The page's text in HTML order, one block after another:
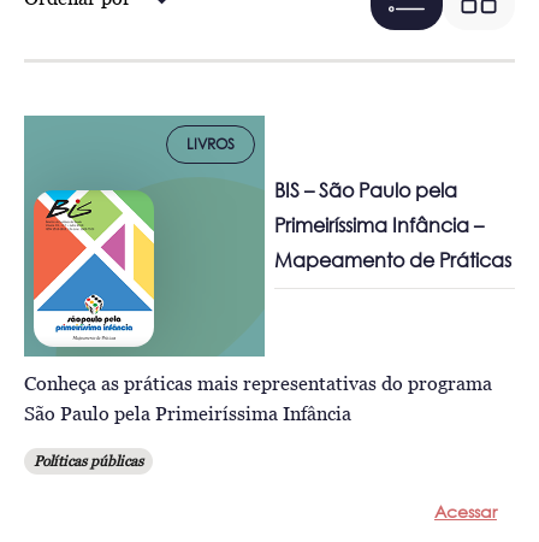
LIVROS
BIS – São Paulo pela
Primeiríssima Infância –
Mapeamento de Práticas
Conheça as práticas mais representativas do programa
São Paulo pela Primeiríssima Infância
Políticas públicas
Acessar